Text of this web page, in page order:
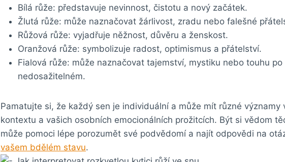
Bílá růže: představuje nevinnost, čistotu a nový začátek.
Žlutá růže: může naznačovat žárlivost, zradu nebo falešné
Růžová růže: vyjadřuje něžnost, důvěru a ženskost.
Oranžová růže: symbolizuje radost, optimismus a přátelství.
Fialová růže: může naznačovat tajemství, mystiku nebo touhu po
nedosažitelném.
Pamatujte si, že každý sen je individuální a může mít různé významy
kontextu a vašich osobních emocionálních prožitcích. Být si vědom
může pomoci lépe porozumět své podvědomí a najít odpovědi na
vašem bdělém stavu.